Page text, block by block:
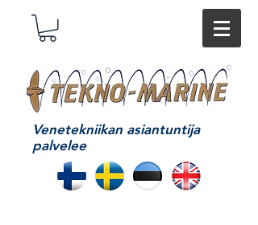
Venetekniikan asiantuntija
palvelee